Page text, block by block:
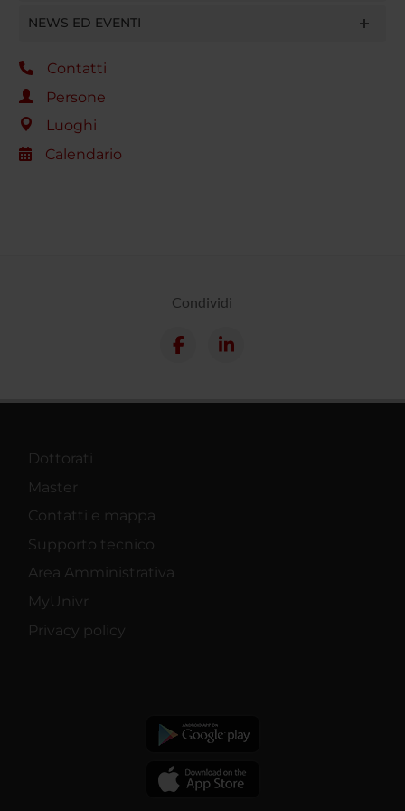
NEWS ED EVENTI
Contatti
Persone
Luoghi
Calendario
Condividi
Dottorati
Master
Contatti e mappa
Supporto tecnico
Area Amministrativa
MyUnivr
Privacy policy